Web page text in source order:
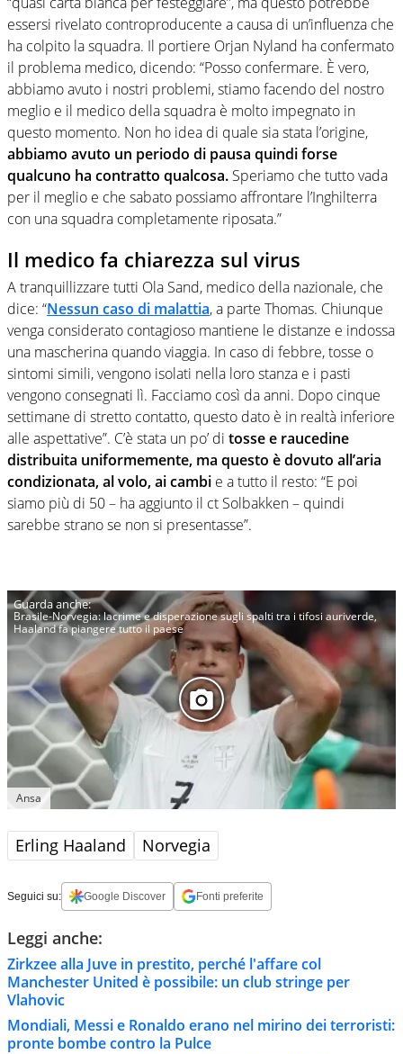
essersi rivelato controproducente a causa di un’influenza che
ha colpito la squadra. Il portiere Orjan Nyland ha confermato
il problema medico, dicendo: “Posso confermare. È vero,
abbiamo avuto i nostri problemi, stiamo facendo del nostro
meglio e il medico della squadra è molto impegnato in
questo momento. Non ho idea di quale sia stata l’origine,
abbiamo avuto un periodo di pausa quindi forse
qualcuno ha contratto qualcosa. Speriamo che tutto vada
per il meglio e che sabato possiamo affrontare l’Inghilterra
con una squadra completamente riposata.”
Il medico fa chiarezza sul virus
A tranquillizzare tutti Ola Sand, medico della nazionale, che
dice: “Nessun caso di malattia, a parte Thomas. Chiunque
venga considerato contagioso mantiene le distanze e indossa
una mascherina quando viaggia. In caso di febbre, tosse o
sintomi simili, vengono isolati nella loro stanza e i pasti
vengono consegnati lì. Facciamo così da anni. Dopo cinque
settimane di stretto contatto, questo dato è in realtà inferiore
alle aspettative”. C’è stata un po’ di tosse e raucedine
distribuita uniformemente, ma questo è dovuto all’aria
condizionata, al volo, ai cambi e a tutto il resto: “E poi
siamo più di 50 – ha aggiunto il ct Solbakken – quindi
sarebbe strano se non si presentasse”.
Brasile-Norvegia: lacrime e disperazione sugli spalti tra i tifosi auriverde,
Haaland fa piangere tutto il paese
Ansa
Erling Haaland Norvegia
Seguici su: Google Discover Fonti preferite
Leggi anche:
Zirkzee alla Juve in prestito, perché l'affare col
Manchester United è possibile: un club stringe per
Vlahovic
Mondiali, Messi e Ronaldo erano nel mirino dei terroristi:
pronte bombe contro la Pulce